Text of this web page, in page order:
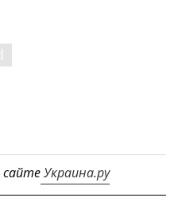
сайтеУкраина.ру